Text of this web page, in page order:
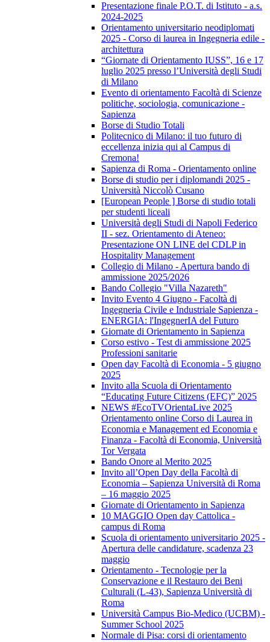
Presentazione finale P.O.T. di Istituto - a.s.
2024-2025
Orientamento universitario neodiplomati
2025 - Corso di laurea in Ingegneria edile -
architettura
“Giornate di Orientamento IUSS”, 16 e 17
luglio 2025 presso l’Università degli Studi
di Milano
Evento di orientamento Facoltà di Scienze
politiche, sociologia, comunicazione -
Sapienza
Borse di Studio Totali
Politecnico di Milano: il tuo futuro di
eccellenza inizia qui al Campus di
Cremona!
Sapienza di Roma - Orientamento online
Borse di studio per i diplomandi 2025 -
Università Niccolò Cusano
[European People ] Borse di studio totali
per studenti liceali
Università degli Studi di Napoli Federico
II - sez. Orientamento di Ateneo:
Presentazione ON LINE del CDLP in
Hospitality Management
Collegio di Milano - Apertura bando di
ammissione 2025/2026
Bando Collegio "Villa Nazareth"
Invito Evento 4 Giugno - Facoltà di
Ingegneria Civile e Industriale Sapienza -
ENERGIA: l'IngegnerIA del Futuro
Giornate di Orientamento in Sapienza
Corso estivo - Test di ammissione 2025
Professioni sanitarie
Open day Facoltà di Economia - 5 giugno
2025
Invito alla Scuola di Orientamento
“Educating Future Citizens (EFC)” 2025
NEWS #EcoTVOrientaLive 2025
Orientamento online Corso di Laurea in
Economia e Management ed Economia e
Finanza - Facoltà di Economia, Università
Tor Vergata
Bando Onore al Merito 2025
Invito all’Open Day della Facoltà di
Economia – Sapienza Università di Roma
– 16 maggio 2025
Giornate di Orientamento in Sapienza
10 MAGGIO Open day Cattolica -
campus di Roma
Scuola di orientamento universitario 2025 -
Apertura delle candidature, scadenza 23
maggio
Orientamento - Tecnologie per la
Conservazione e il Restauro dei Beni
Culturali (L-43), Sapienza Università di
Roma
Università Campus Bio-Medico (UCBM) -
Summer School 2025
Normale di Pisa: corsi di orientamento